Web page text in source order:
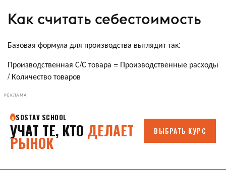
Как считать себестоимость
Базовая формула для производства выглядит так:
Производственная С/С товара = Производственные расходы
/ Количество товаров
РЕКЛАМА